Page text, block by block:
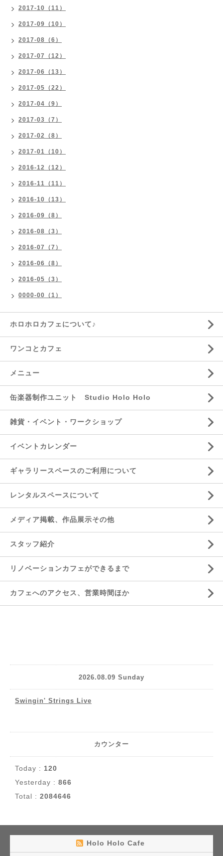
2017-10（11）
2017-09（10）
2017-08（6）
2017-07（12）
2017-06（13）
2017-05（22）
2017-04（9）
2017-03（7）
2017-02（8）
2017-01（10）
2016-12（12）
2016-11（11）
2016-10（13）
2016-09（8）
2016-08（3）
2016-07（7）
2016-06（8）
2016-05（3）
0000-00（1）
ホロホロカフェについて♪
ワンコとカフェ
メニュー
缶楽器制作ユニット Studio Holo Holo
雑貨・イベント・ワークショップ
イベントカレンダー
ギャラリースペースのご利用について
レンタルスペースについて
メディア掲載、作品展示その他
スタッフ紹介
リノベーションカフェができるまで
カフェへのアクセス、営業時間ほか
2026.08.09 Sunday
Swingin' Strings Live
カウンター
Today : 120
Yesterday : 866
Total : 2084646
Holo Holo Cafe